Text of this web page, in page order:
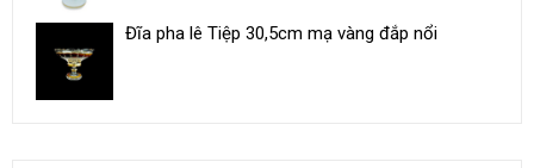
Đĩa pha lê Tiệp 30,5cm mạ vàng đắp nổi